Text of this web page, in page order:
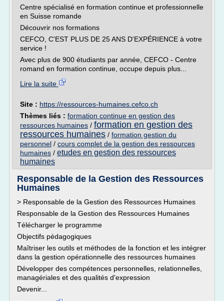
Centre spécialisé en formation continue et professionnelle
en Suisse romande
Découvrir nos formations
CEFCO, C'EST PLUS DE 25 ANS D'EXPÉRIENCE à votre
service !
Avec plus de 900 étudiants par année, CEFCO - Centre
romand en formation continue, occupe depuis plus...
Lire la suite
Site : https://ressources-humaines.cefco.ch
Thèmes liés : formation continue en gestion des
ressources humaines / formation en gestion des
ressources humaines / formation gestion du
personnel / cours complet de la gestion des ressources
humaines / etudes en gestion des ressources
humaines
Responsable de la Gestion des Ressources
Humaines
> Responsable de la Gestion des Ressources Humaines
Responsable de la Gestion des Ressources Humaines
Télécharger le programme
Objectifs pédagogiques
Maîtriser les outils et méthodes de la fonction et les intégrer
dans la gestion opérationnelle des ressources humaines
Développer des compétences personnelles, relationnelles,
managériales et des qualités d'expression
Devenir...